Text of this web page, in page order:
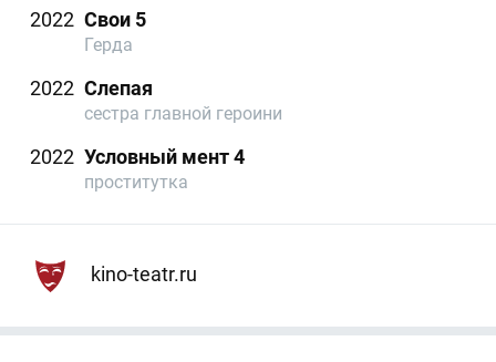
2022 Свои 5
Герда
2022 Слепая
сестра главной героини
2022 Условный мент 4
проститутка
kino-teatr.ru